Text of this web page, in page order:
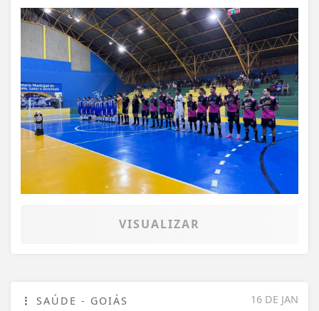
VISUALIZAR
16 DE JAN
SAÚDE - GOIÁS